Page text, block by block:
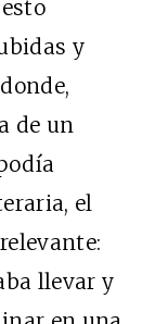
y
de un
el
llevar y